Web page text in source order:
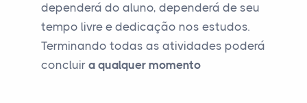
dependerá do aluno, dependerá de seu
tempo livre e dedicação nos estudos.
Terminando todas as atividades poderá
concluir a qualquer momento